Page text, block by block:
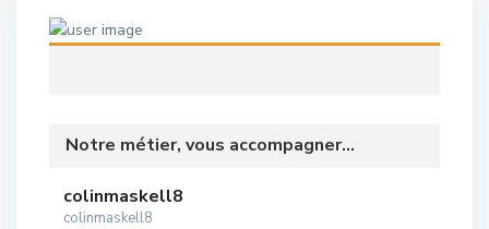
Notre métier, vous accompagner...
colinmaskell8
colinmaskell8